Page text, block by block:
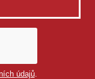
údajů.